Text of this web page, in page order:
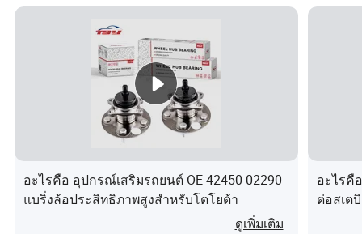
อะไรคือ อุปกรณ์เสริมรถยนต์ OE 42450-02290
แบริ่งล้อประสิทธิภาพสูงสำหรับโตโยต้า
ดูเพิ่มเติม
อะไรคื
ต่อสเต